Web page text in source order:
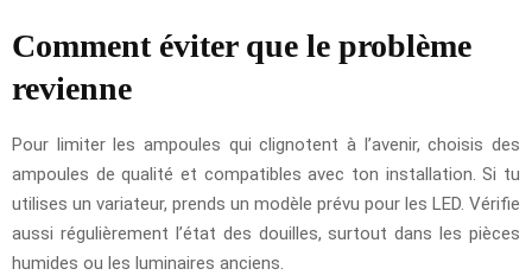
Comment éviter que le problème
revienne
Pour limiter les ampoules qui clignotent à l’avenir, choisis des
ampoules de qualité et compatibles avec ton installation. Si tu
utilises un variateur, prends un modèle prévu pour les LED. Vérifie
aussi régulièrement l’état des douilles, surtout dans les pièces
humides ou les luminaires anciens.